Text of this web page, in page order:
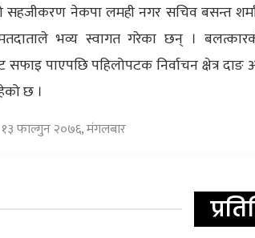
सहजीकरण नेकपा लमही नगर सचिव बसन्त शर्मा
मतदाताले भव्य स्वागत गरेका छन् ।
सफाइ पाएपछि पहिलोपटक निर्वाचन क्षेत्र
छ ।
१३ फाल्गुन २०७६, मंगलबार